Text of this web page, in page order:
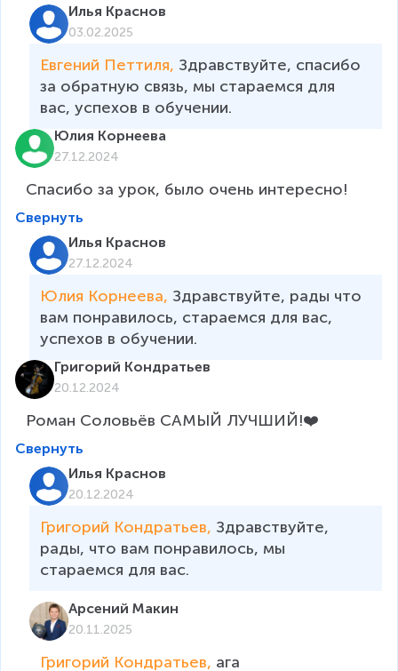
Илья Краснов
03.02.2025
Евгений Петтиля, Здравствуйте, спасибо
за обратную связь, мы стараемся для
вас, успехов в обучении.
Юлия Корнеева
27.12.2024
Спасибо за урок, было очень интересно!
Свернуть
Илья Краснов
27.12.2024
Юлия Корнеева, Здравствуйте, рады что
вам понравилось, стараемся для вас,
успехов в обучении.
Григорий Кондратьев
20.12.2024
Роман Соловьёв САМЫЙ ЛУЧШИЙ!❤️
Свернуть
Илья Краснов
20.12.2024
Григорий Кондратьев, Здравствуйте,
рады, что вам понравилось, мы
стараемся для вас.
Арсений Макин
20.11.2025
Григорий Кондратьев, ага